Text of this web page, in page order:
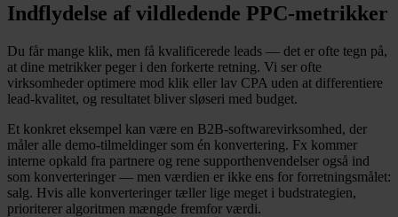
Indflydelse af vildledende PPC-metrikker
Du får mange klik, men få kvalificerede leads — det er ofte tegn på,
at dine metrikker peger i den forkerte retning. Vi ser ofte
virksomheder optimere mod klik eller lav CPA uden at differentiere
lead-kvalitet, og resultatet bliver sløseri med budget.
Et konkret eksempel kan være en B2B-softwarevirksomhed, der
måler alle demo-tilmeldinger som én konvertering. Fx kommer
interne opkald fra partnere og rene supporthenvendelser også ind
som konverteringer — men værdien er ikke ens for forretningsmålet:
salg. Hvis alle konverteringer tæller lige meget i budstrategien,
prioriterer algoritmen mængde fremfor værdi.